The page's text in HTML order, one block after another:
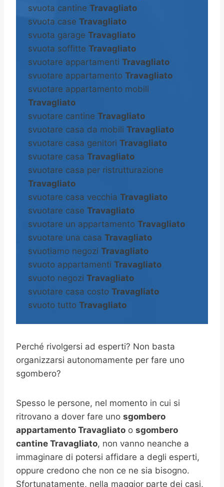
svuota cantine Travagliato
svuota case Travagliato
svuota garage Travagliato
svuota soffitte Travagliato
svuotare appartamenti Travagliato
svuotare appartamento Travagliato
svuotare appartamento mobili
Travagliato
svuotare cantine Travagliato
svuotare casa da mobili Travagliato
svuotare casa genitori Travagliato
svuotare casa Travagliato
svuotare casa per ristrutturazione
Travagliato
svuotare casa vecchia Travagliato
svuotare case Travagliato
svuotare un appartamento Travagliato
svuotare una casa Travagliato
svuotiamo negozi Travagliato
svuoto appartamenti Travagliato
svuoto negozi Travagliato
svuotare casa costo Travagliato
svuoto tutto Travagliato
Perché rivolgersi ad esperti? Non basta
organizzarsi autonomamente per fare uno
sgombero?
Spesso le persone, nel momento in cui si
ritrovano a dover fare uno sgombero
appartamento Travagliato o sgombero
cantine Travagliato, non vanno neanche a
immaginare di potersi affidare a degli esperti,
oppure credono che non ce ne sia bisogno.
Sfortunatamente, nella maggior parte dei casi,